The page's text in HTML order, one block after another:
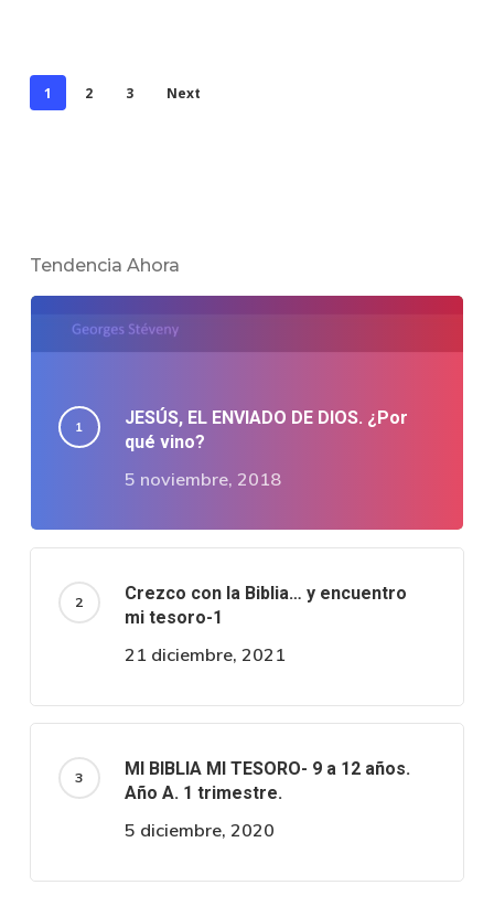
1 2 3 Next
Tendencia Ahora
JESÚS, EL ENVIADO DE DIOS. ¿Por
qué vino?
5 noviembre, 2018
Crezco con la Biblia… y encuentro
mi tesoro-1
21 diciembre, 2021
MI BIBLIA MI TESORO- 9 a 12 años.
Año A. 1 trimestre.
5 diciembre, 2020